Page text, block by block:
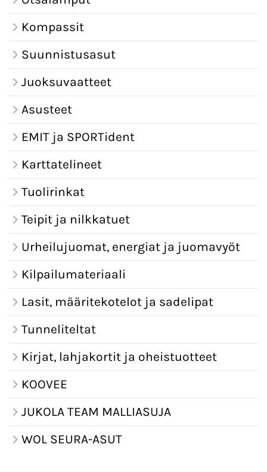
Kompassit
Suunnistusasut
Juoksuvaatteet
Asusteet
EMIT ja SPORTident
Karttatelineet
Tuolirinkat
Teipit ja nilkkatuet
Urheilujuomat, energiat ja juomavyöt
Kilpailumateriaali
Lasit, määritekotelot ja sadelipat
Tunneliteltat
Kirjat, lahjakortit ja oheistuotteet
KOOVEE
JUKOLA TEAM MALLIASUJA
WOL SEURA-ASUT